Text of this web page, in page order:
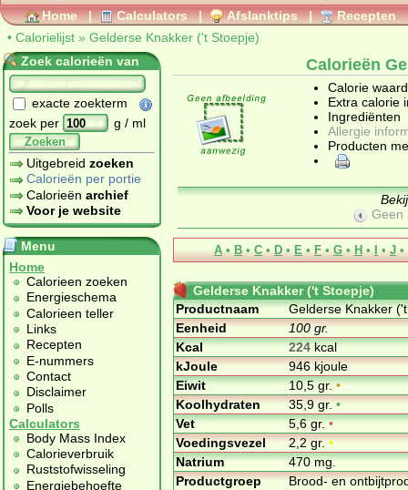
Home | Calculators | Afslanktips | Recepten
• Calorielijst » Gelderse Knakker ('t Stoepje)
Zoek calorieën van
exacte zoekterm
zoek per
g / ml
Zoeken
Uitgebreid zoeken
Calorieën per portie
Calorieën archief
Voor je website
Menu
Home
Calorieen zoeken
Energieschema
Calorieen teller
Links
Recepten
E-nummers
Contact
Disclaimer
Polls
Calculators
Body Mass Index
Calorieverbruik
Ruststofwisseling
Energiebehoefte
Calorieën
Calorie
Extra calorie
Ingrediënten
Allergie
Producten
Geen
A • B • C • D • E • F • G • H • I • J •
Gelderse Knakker ('t Stoepje)
Productnaam
Gelderse Knakker
Eenheid
100 gr.
Kcal
224kcal
kJoule
946 kjoule
Eiwit
10,5 gr.•
Koolhydraten
35,9 gr.•
Vet
5,6 gr.•
Voedingsvezel
2,2 gr.•
Natrium
470 mg.
Productgroep
Brood- en